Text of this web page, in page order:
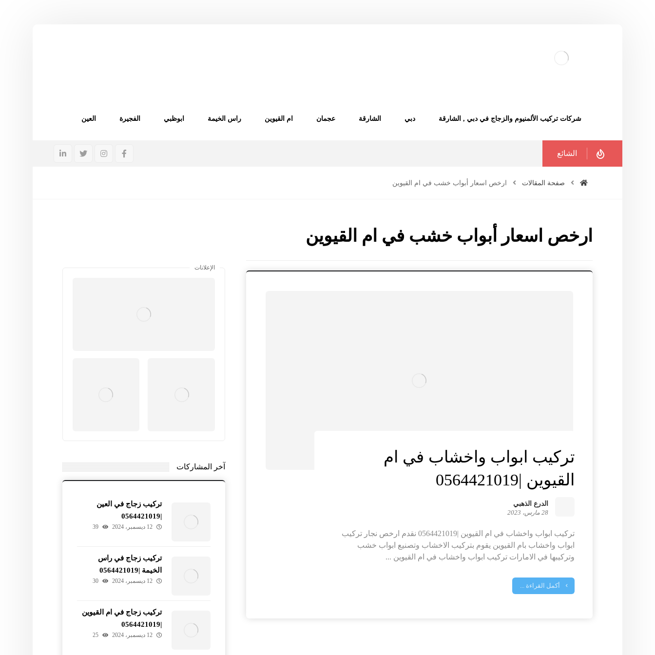
شركات تركيب الألمنيوم والزجاج في دبي , الشارقة دبي الشارقة عجمان ام القيوين راس الخيمة ابوظبي الفجيرة العين
الشائع
صفحة المقالات ارخص اسعار أبواب خشب في ام القيوين
ارخص اسعار أبواب خشب في ام القيوين
تركيب ابواب واخشاب في ام
القيوين |0564421019
الدرع الذهبي
28 مارس، 2023
تركيب ابواب واخشاب في ام القيوين |0564421019 نقدم ارخص نجار تركيب
ابواب واخشاب بام القيوين يقوم بتركيب الاخشاب وتصنيع ابواب خشب
وتركيبها في الامارات تركيب ابواب واخشاب في ام القيوين ...
أكمل القراءة ...
الإعلانات
آخر المشاركات
تركيب زجاج في العين
|0564421019
12 ديسمبر، 2024 39
تركيب زجاج في راس
الخيمة |0564421019
12 ديسمبر، 2024 30
تركيب زجاج في ام القيوين
|0564421019
12 ديسمبر، 2024 25